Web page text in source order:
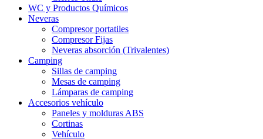
WC y Productos Químicos
Neveras
Compresor portatiles
Compresor Fijas
Neveras absorción (Trivalentes)
Camping
Sillas de camping
Mesas de camping
Lámparas de camping
Accesorios vehículo
Paneles y molduras ABS
Cortinas
Vehículo